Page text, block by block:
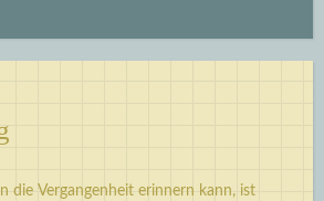
die Vergangenheit erinnern kann, ist